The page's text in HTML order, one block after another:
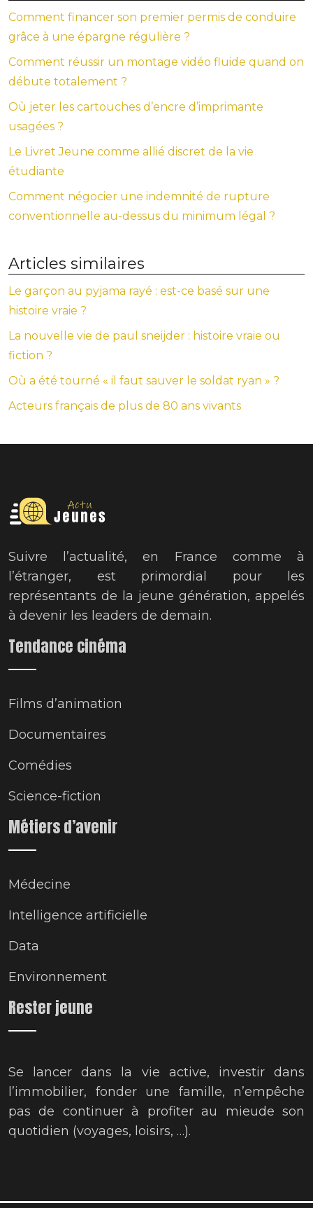
Comment financer son premier permis de conduire
grâce à une épargne régulière ?
Comment réussir un montage vidéo fluide quand on
débute totalement ?
Où jeter les cartouches d’encre d’imprimante
usagées ?
Le Livret Jeune comme allié discret de la vie
étudiante
Comment négocier une indemnité de rupture
conventionnelle au-dessus du minimum légal ?
Articles similaires
Le garçon au pyjama rayé : est-ce basé sur une
histoire vraie ?
La nouvelle vie de paul sneijder : histoire vraie ou
fiction ?
Où a été tourné « il faut sauver le soldat ryan » ?
Acteurs français de plus de 80 ans vivants
Suivre l’actualité, en France comme à
l’étranger, est primordial pour les
représentants de la jeune génération, appelés
à devenir les leaders de demain.
Tendance cinéma
Films d’animation
Documentaires
Comédies
Science-fiction
Métiers d’avenir
Médecine
Intelligence artificielle
Data
Environnement
Rester jeune
Se lancer dans la vie active, investir dans
l’immobilier, fonder une famille, n’empêche
pas de continuer à profiter au mieude son
quotidien (voyages, loisirs, …).